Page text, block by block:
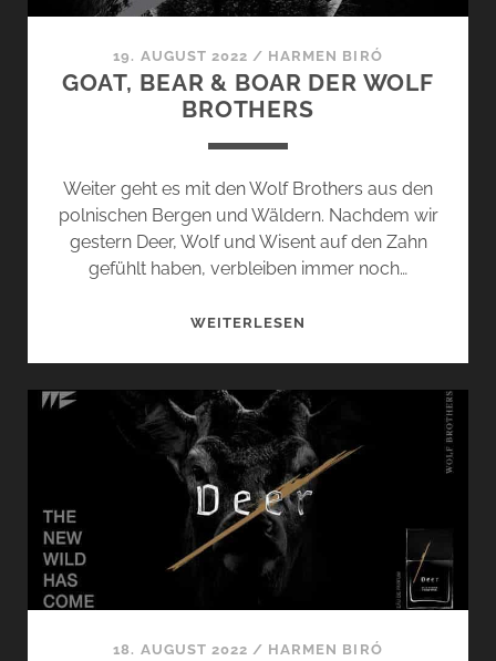
19. AUGUST 2022 / HARMEN BIRÓ
GOAT, BEAR & BOAR DER WOLF
BROTHERS
Weiter geht es mit den Wolf Brothers aus den
polnischen Bergen und Wäldern. Nachdem wir
gestern Deer, Wolf und Wisent auf den Zahn
gefühlt haben, verbleiben immer noch…
WEITERLESEN
BOAR
DER
WOLF
BROTHERS
18. AUGUST 2022 / HARMEN BIRÓ